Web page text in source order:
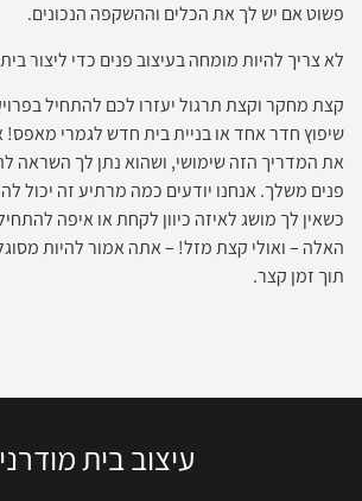
פשוט אם יש לך את הכלים וההשקפה הנכונים.
לא צריך להיות מומחה בעיצוב פנים כדי ליצור
קצת מחקר וקצת תרגול יעזרו לכם להתחיל
שיפוץ חדר אחד או בניית בית חדש לגמרי מאפס!
את המדריך הזה שימושי, ושהוא נתן לך השראה
פנים משלך. אנחנו יודעים כמה מרתיע זה יכול
כשאין לך מושג לאיזה כיוון לקחת או איפה
האלה – ואולי קצת מזל! – אתה אמור להיות
תוך זמן קצר.
עיצוב בית מודרני